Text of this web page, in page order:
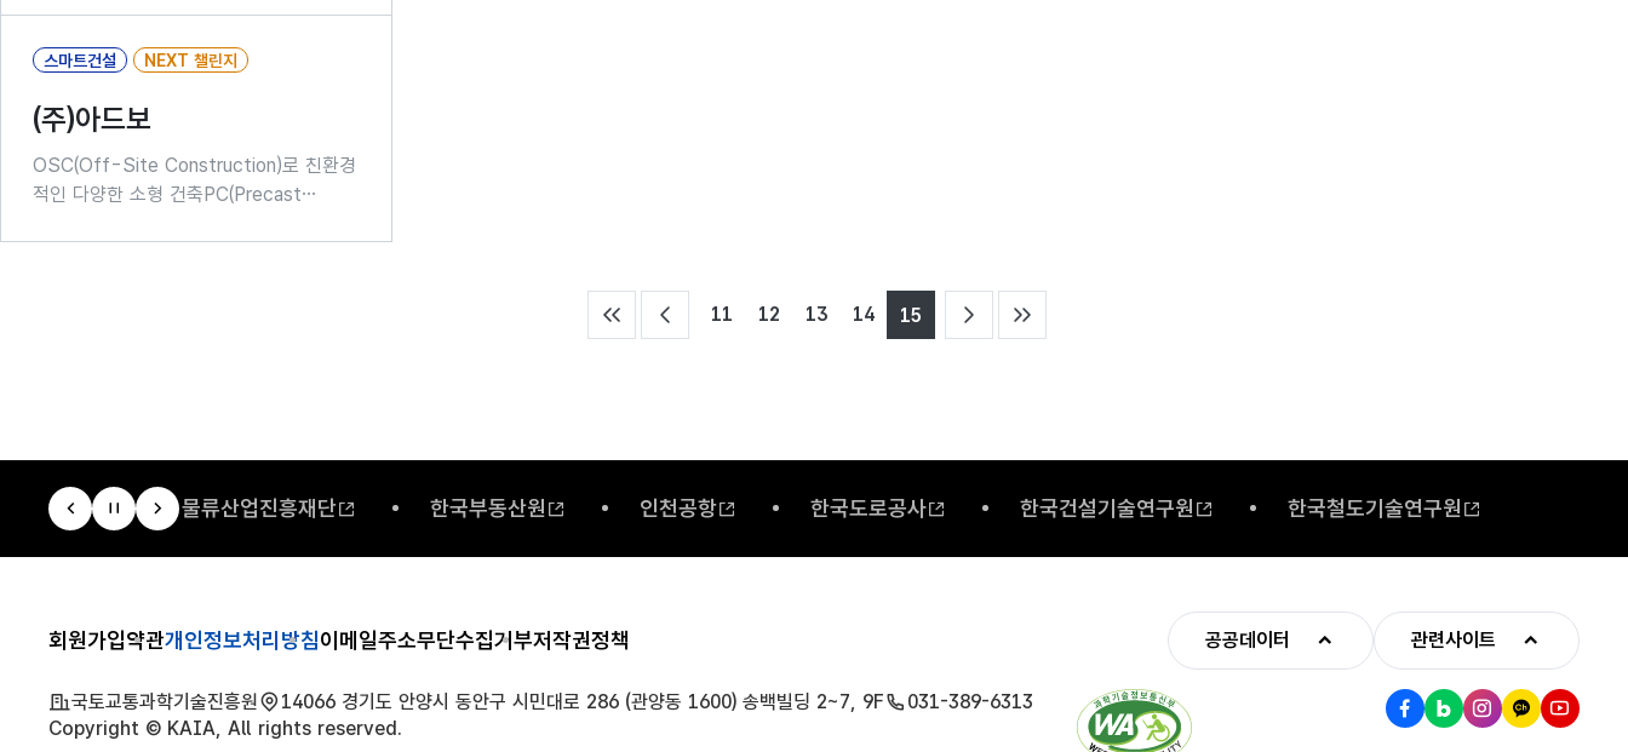
스마트건설 NEXT 챌린지
(주)아드보
OSC(Off-Site Construction)로 친환경
적인 다양한 소형 건축PC(Precast
11 12 13 14 15
술진흥원 물류산업진흥재단 한국부동산원 인천공항 한국도로공사 한국건설기술연구원 한국철도기술연구원
회원가입약관개인정보처리방침이메일주소무단수집거부저작권정책 공공데이터 관련사이트
국토교통과학기술진흥원 14066 경기도 안양시 동안구 시민대로 286 (관양동 1600) 송백빌딩 2~7, 9F
031-389-6313
Copyright © KAIA, All rights reserved.